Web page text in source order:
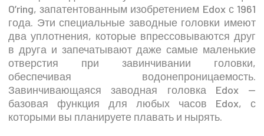
O’ring, запатентованным изобретением Edox с 1961
года. Эти специальные заводные головки имеют
два уплотнения, которые впрессовываются друг
в друга и запечатывают даже самые маленькие
отверстия при завинчивании головки,
обеспечивая водонепроницаемость.
Завинчивающаяся заводная головка Edox —
базовая функция для любых часов Edox, с
которыми вы планируете плавать и нырять.